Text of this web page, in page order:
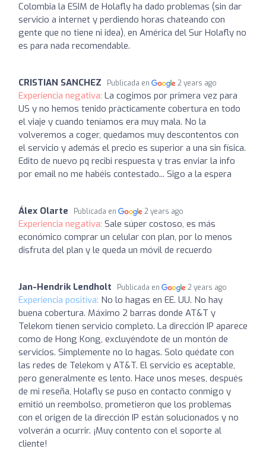
Colombia la ESIM de Holafly ha dado problemas (sin dar
servicio a internet y perdiendo horas chateando con
gente que no tiene ni idea), en América del Sur Holafly no
es para nada recomendable.
CRISTIAN SANCHEZ Publicada en 2 years ago
Experiencia negativa: La cogimos por primera vez para
US y no hemos tenido pràcticamente cobertura en todo
el viaje y cuando teníamos era muy mala. No la
volveremos a coger, quedamos muy descontentos con
el servicio y además el precio es superior a una sin física.
Edito de nuevo pq recibi respuesta y tras enviar la info
por email no me habéis contestado... Sigo a la espera
Álex Olarte Publicada en 2 years ago
Experiencia negativa: Sale súper costoso, es más
económico comprar un celular con plan, por lo menos
disfruta del plan y le queda un móvil de recuerdo
Jan-Hendrik Lendholt Publicada en 2 years ago
Experiencia positiva: No lo hagas en EE. UU. No hay
buena cobertura. Máximo 2 barras donde AT&T y
Telekom tienen servicio completo. La dirección IP aparece
como de Hong Kong, excluyéndote de un montón de
servicios. Simplemente no lo hagas. Solo quédate con
las redes de Telekom y AT&T. El servicio es aceptable,
pero generalmente es lento. Hace unos meses, después
de mi reseña, Holafly se puso en contacto conmigo y
emitió un reembolso, prometieron que los problemas
con el origen de la dirección IP están solucionados y no
volverán a ocurrir. ¡Muy contento con el soporte al
cliente!